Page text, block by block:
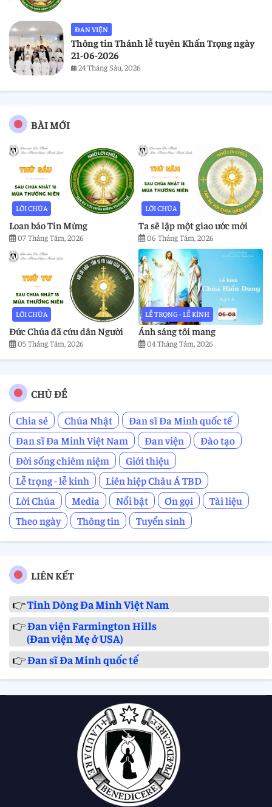
ĐAN VIỆN
Thông tin Thánh lễ tuyên Khấn Trọng ngày
21-06-2026
24 Tháng Sáu, 2026
BÀI MỚI
LỜI CHÚA
Loan báo Tin Mừng
07 Tháng Tám, 2026
LỜI CHÚA
Ta sẽ lập một giao ước mới
06 Tháng Tám, 2026
LỜI CHÚA
Đức Chúa đã cứu dân Người
05 Tháng Tám, 2026
LỄ TRỌNG - LỄ KÍNH
Ánh sáng tôi mang
04 Tháng Tám, 2026
CHỦ ĐỀ
Chia sẻ
Chúa Nhật
Đan sĩ Đa Minh quốc tế
Đan sĩ Đa Minh Việt Nam
Đan viện
Đào tạo
Đời sống chiêm niệm
Giới thiệu
Lễ trọng - lễ kính
Liên hiệp Châu Á TBD
Lời Chúa
Media Nổi bật Ơn gọi
Tài liệu
Theo ngày
Thông tin Tuyển sinh
LIÊN KẾT
👉Tỉnh Dòng Đa Minh Việt Nam
👉Đan viện Farmington Hills
(Đan viện Mẹ ở USA)
👉Đan sĩ Đa Minh quốc tế